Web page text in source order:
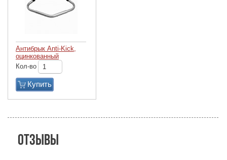
Антибрык Anti-Kick,
оцинкованный
Кол-во
Купить
Отзывы